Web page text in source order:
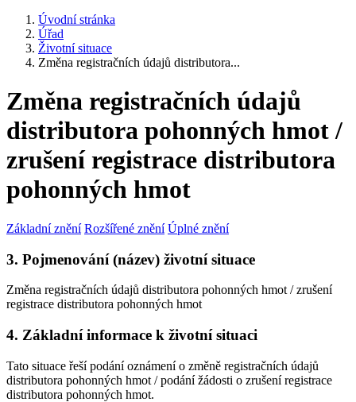
Úvodní stránka
Úřad
Životní situace
Změna registračních údajů distributora...
Změna registračních údajů
distributora pohonných hmot /
zrušení registrace distributora
pohonných hmot
Základní znění Rozšířené znění Úplné znění
3. Pojmenování (název) životní situace
Změna registračních údajů distributora pohonných hmot / zrušení
registrace distributora pohonných hmot
4. Základní informace k životní situaci
Tato situace řeší podání oznámení o změně registračních údajů
distributora pohonných hmot / podání žádosti o zrušení registrace
distributora pohonných hmot.